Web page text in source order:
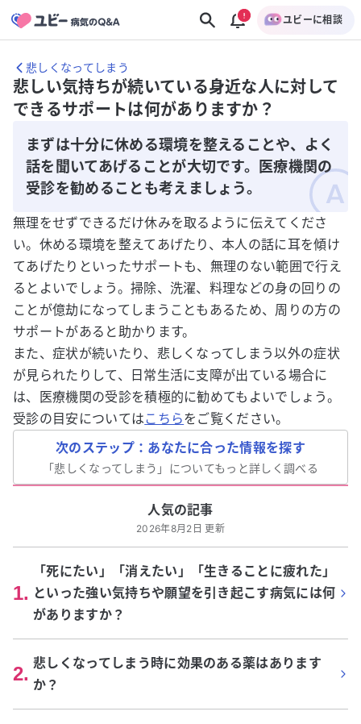
ユビーに相談
悲しくなってしまう
悲しい気持ちが続いている身近な人に対して
できるサポートは何がありますか？
まずは十分に休める環境を整えることや、よく
話を聞いてあげることが大切です。医療機関の
受診を勧めることも考えましょう。
無理をせずできるだけ休みを取るように伝えてくださ
い。休める環境を整えてあげたり、本人の話に耳を傾け
てあげたりといったサポートも、無理のない範囲で行え
るとよいでしょう。掃除、洗濯、料理などの身の回りの
ことが億劫になってしまうこともあるため、周りの方の
サポートがあると助かります。
また、症状が続いたり、悲しくなってしまう以外の症状
が見られたりして、日常生活に支障が出ている場合に
は、医療機関の受診を積極的に勧めてもよいでしょう。
受診の目安についてはこちらをご覧ください。
次のステップ：あなたに合った情報を探す
「悲しくなってしまう 」についてもっと詳しく調べる
人気の記事
2026年8月2日 更新
1.
「死にたい」「消えたい」「生きることに疲れた」
といった強い気持ちや願望を引き起こす病気には何
がありますか？
2. 悲しくなってしまう時に効果のある薬はあります
か？